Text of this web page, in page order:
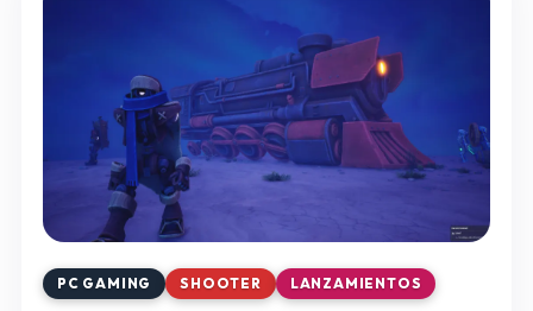
PC GAMING SHOOTER LANZAMIENTOS